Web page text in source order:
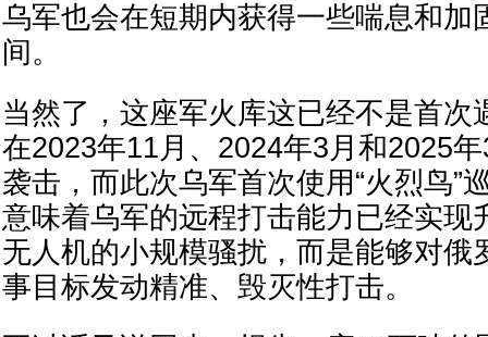
乌军也会在短期内获得一些喘息和加
间。
当然了，这座军火库这已经不是首次
在2023年11月、2024年3月和2025
袭击，而此次乌军首次使用“火烈鸟”
意味着乌军的远程打击能力已经实现
无人机的小规模骚扰，而是能够对俄
事目标发动精准、毁灭性打击。